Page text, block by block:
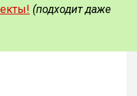
(подходит даже